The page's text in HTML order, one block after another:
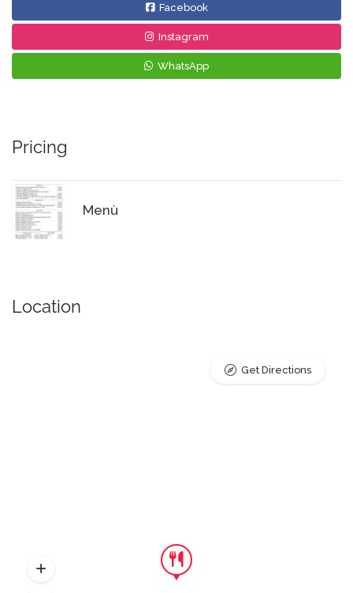
Facebook
Instagram
WhatsApp
Pricing
Menù
Location
Get Directions